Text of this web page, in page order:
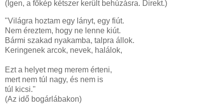
(Igen, a főkép kétszer került behúzásra. Direkt.)
"Világra hoztam egy lányt, egy fiút.
Nem éreztem, hogy ne lenne kiút.
Bármi szakad nyakamba, talpra állok.
Keringenek arcok, nevek, halálok,
Ezt a helyet meg merem érteni,
mert nem túl nagy, és nem is
túl kicsi."
(Az idő bogárlábakon)